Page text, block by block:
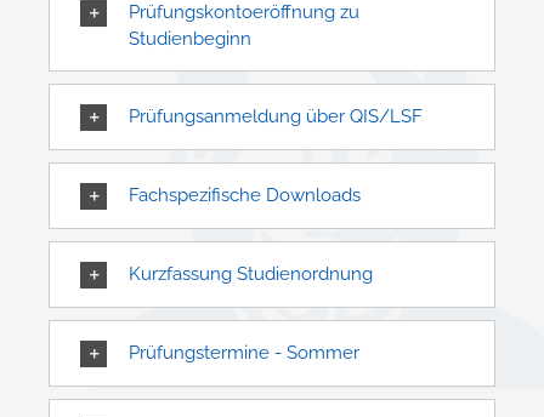
Prüfungskontoeröffnung zu
Studienbeginn
Prüfungsanmeldung über QIS/LSF
Fachspezifische Downloads
Kurzfassung Studienordnung
Prüfungstermine - Sommer